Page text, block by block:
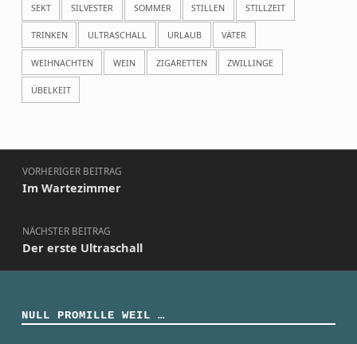
SEKT SILVESTER SOMMER STILLEN STILLZEIT
TRINKEN ULTRASCHALL URLAUB VÄTER
WEIHNACHTEN WEIN ZIGARETTEN ZWILLINGE
ÜBELKEIT
Beitragsnavigation
VORHERIGER BEITRAG
Im Wartezimmer
NÄCHSTER BEITRAG
Der erste Ultraschall
NULL PROMILLE WEIL …